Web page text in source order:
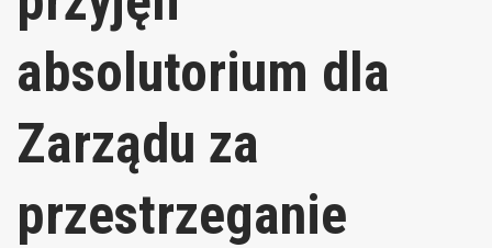
absolutorium dla
Zarządu za
przestrzeganie